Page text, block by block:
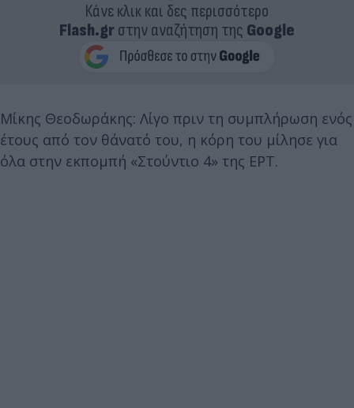
Κάνε κλικ και δες περισσότερο
Flash.grστην αναζήτηση της Google
Μίκης Θεοδωράκης: Λίγο πριν τη συμπλήρωση ενός
έτους από τον θάνατό του, η κόρη του μίλησε για
όλα στην εκπομπή «Στούντιο 4» της ΕΡΤ.